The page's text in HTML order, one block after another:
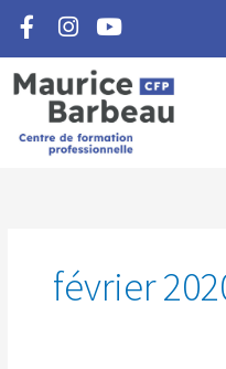
contenu
F
a
c
e
b
o
I
n
s
t
a
g
r
Y
o
u
t
u
b
e
février